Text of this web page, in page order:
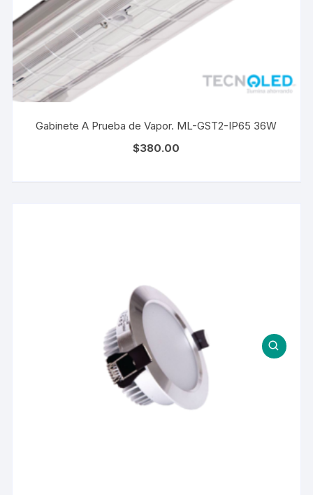
Gabinete A Prueba de Vapor. ML-GST2-IP65 36W
$380.00